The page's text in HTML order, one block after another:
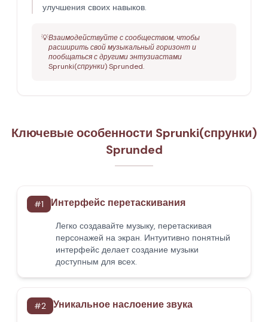
улучшения своих навыков.
💡Взаимодействуйте с сообществом, чтобы
расширить свой музыкальный горизонт и
пообщаться с другими энтузиастами
Sprunki(спрунки) Sprunded.
Ключевые особенности Sprunki(спрунки)
Sprunded
#1 Интерфейс перетаскивания
Легко создавайте музыку, перетаскивая
персонажей на экран. Интуитивно понятный
интерфейс делает создание музыки
доступным для всех.
#2 Уникальное наслоение звука